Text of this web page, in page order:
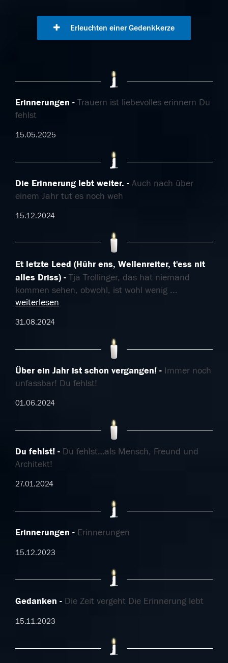
Erleuchten einer Gedenkkerze
Erinnerungen
Trauern ist liebevolles erinnern Du
fehlst
15.05.2025
Die Erinnerung lebt weiter.
Auch nach über
einem Jahr tut es noch weh
15.12.2024
Et letzte Leed (Hühr ens, Wellenreiter, t'ess nit
alles Driss)
Tja Trollinger, das hat niemand
kommen sehen, obwohl, ist wohl wenig ...
weiterlesen
31.08.2024
Über ein Jahr ist schon vergangen!
Immer noch
unfassbar! Du fehlst!
01.06.2024
Du fehlst!
Du fehlst…als Mensch, Freund und
Architekt!
27.01.2024
Erinnerungen Erinnerungen
15.12.2023
Gedanken Die Zeit vergeht Die Erinnerung lebt
15.11.2023